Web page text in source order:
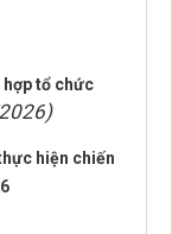
hợp tổ chức
hiện chiến